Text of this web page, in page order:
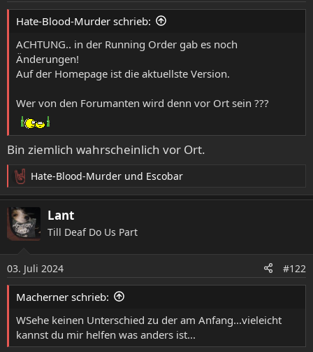
e
r
t
a
Hate-Blood-Murder schrieb:
ACHTUNG.. in der Running Order gab es noch
Änderungen!
Auf der Homepage ist die aktuellste Version.
Wer von den Forumanten wird denn vor Ort sein ???
Bin ziemlich wahrscheinlich vor Ort.
R
e
a
k
t
n
e
n
Hate-Blood-Murder und Escobar
Lant
Till Deaf Do Us Part
03. Juli 2024 #122
Macherner schrieb:
WSehe keinen Unterschied zu der am Anfang...vieleicht
kannst du mir helfen was anders ist...